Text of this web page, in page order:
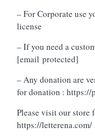
– For Corporate use
license
– If you need a
[email protected]
– Any donation are
for donation : https://
Please visit our store
https://letterena.com/